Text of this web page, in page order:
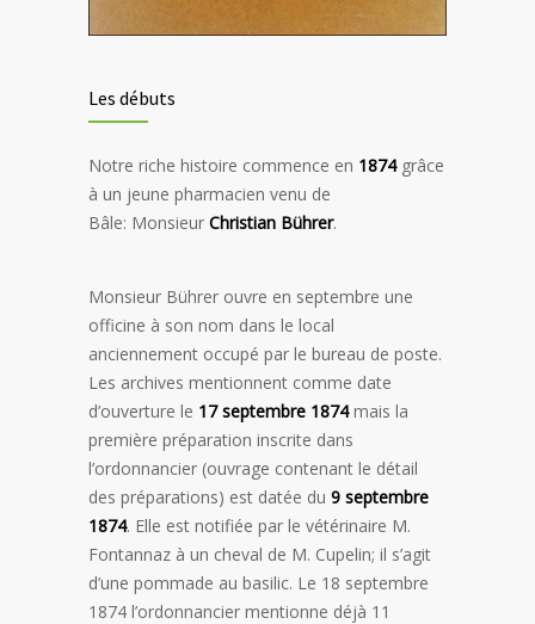
Les débuts
Notre riche histoire commence en 1874grâce
à un jeune pharmacien venu de
Bâle: Monsieur Christian Bührer.
Monsieur Bührer ouvre en septembre une
officine à son nom dans le local
anciennement occupé par le bureau de poste.
Les archives mentionnent comme date
d’ouverture le 17 septembre 1874mais la
première préparation inscrite dans
l’ordonnancier (ouvrage contenant le détail
des préparations) est datée du 9 septembre
1874. Elle est notifiée par le vétérinaire M.
Fontannaz à un cheval de M. Cupelin; il s’agit
d’une pommade au basilic. Le 18 septembre
1874 l’ordonnancier mentionne déjà 11